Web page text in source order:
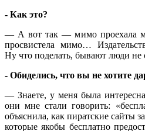
- Как это?
— А вот так — мимо проехала
просвистела мимо…
Ну что поделать, бывают люди не
- Обиделись, что вы не хотите
— Знаете, у меня была
они мне стали говорить:
объяснила, как пиратские сайты
которые якобы бесплатно